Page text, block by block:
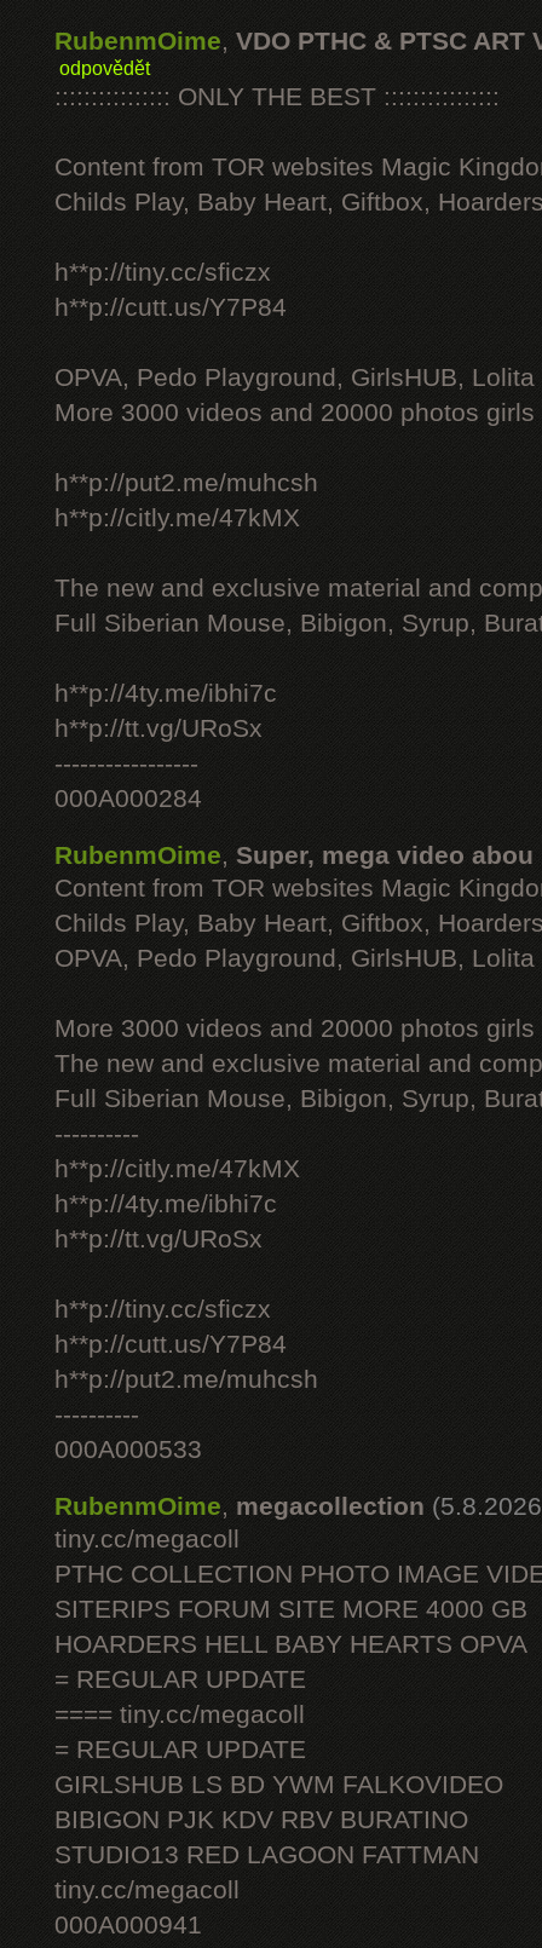
RubenmOime, VDO PTHC & PTSC ART
odpovědět
:::::::::::::::: ONLY THE BEST ::::::::::::::::
Content from TOR websites Magic
Childs Play, Baby Heart, Giftbox,
h**p://tiny.cc/sficzx
h**p://cutt.us/Y7P84
OPVA, Pedo Playground, GirlsHUB, Lolita
More 3000 videos and 20000 photos
h**p://put2.me/muhcsh
h**p://citly.me/47kMX
The new and exclusive material and
Full Siberian Mouse, Bibigon, Syrup,
h**p://4ty.me/ibhi7c
h**p://tt.vg/URoSx
-----------------
000A000284
RubenmOime, Super, mega video abou
Content from TOR websites Magic
Childs Play, Baby Heart, Giftbox,
OPVA, Pedo Playground, GirlsHUB, Lolita
More 3000 videos and 20000 photos
The new and exclusive material and
Full Siberian Mouse, Bibigon, Syrup,
----------
h**p://citly.me/47kMX
h**p://4ty.me/ibhi7c
h**p://tt.vg/URoSx
h**p://tiny.cc/sficzx
h**p://cutt.us/Y7P84
h**p://put2.me/muhcsh
----------
000A000533
RubenmOime, megacollection
tiny.cc/megacoll
PTHC COLLECTION PHOTO IMAGE
SITERIPS FORUM SITE MORE 4000 GB
HOARDERS HELL BABY HEARTS OPVA
= REGULAR UPDATE
==== tiny.cc/megacoll
= REGULAR UPDATE
GIRLSHUB LS BD YWM FALKOVIDEO
BIBIGON PJK KDV RBV BURATINO
STUDIO13 RED LAGOON FATTMAN
tiny.cc/megacoll
000A000941